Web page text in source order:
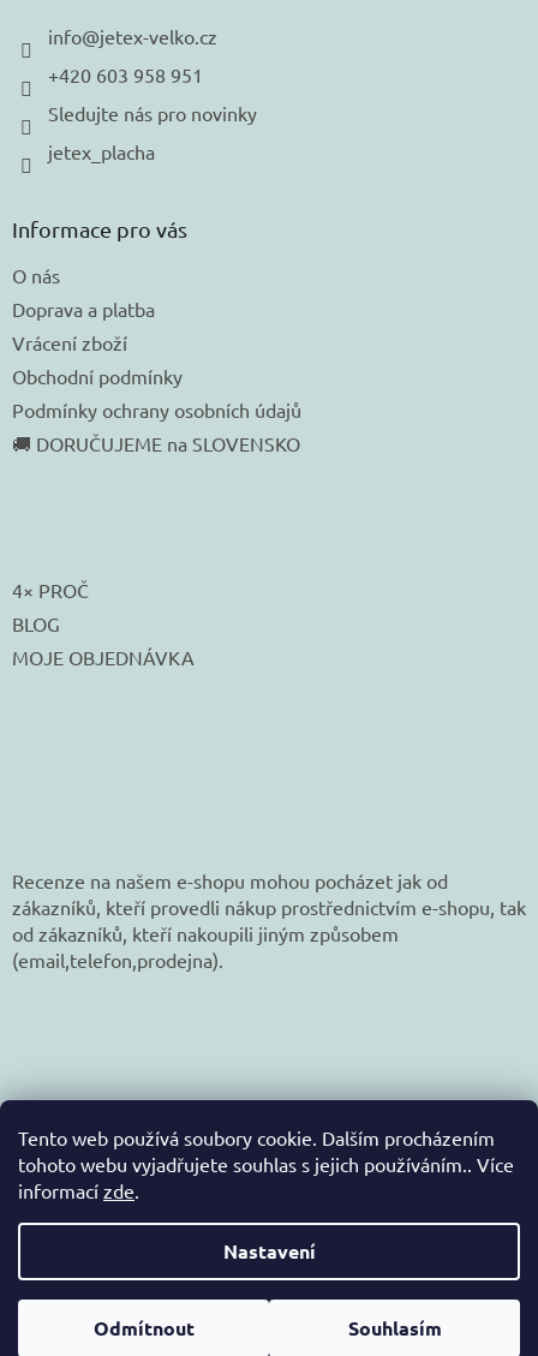
Tento web používá soubory cookie. Dalším procházením
tohoto webu vyjadřujete souhlas s jejich používáním.. Více
informací zde.
Nastavení
Odmítnout Souhlasím
info@jetex-velko.cz
+420 603 958 951
Sledujte nás pro novinky
jetex_placha
Informace pro vás
O nás
Doprava a platba
Vrácení zboží
Obchodní podmínky
Podmínky ochrany osobních údajů
🚚 DORUČUJEME na SLOVENSKO
4× PROČ
BLOG
MOJE OBJEDNÁVKA
Recenze na našem e-shopu mohou pocházet jak od
zákazníků, kteří provedli nákup prostřednictvím e-shopu, tak
od zákazníků, kteří nakoupili jiným způsobem
(email,telefon,prodejna).
Vytvořil Shoptet
Copyright 2026jetex-eshop.cz. Všechna práva